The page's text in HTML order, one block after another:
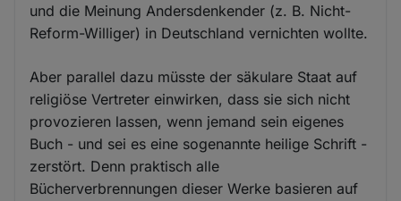
und die Meinung Andersdenkender (z. B. Nicht-
Reform-Williger) in Deutschland vernichten wollte.
Aber parallel dazu müsste der säkulare Staat auf
religiöse Vertreter einwirken, dass sie sich nicht
provozieren lassen, wenn jemand sein eigenes
Buch - und sei es eine sogenannte heilige Schrift -
zerstört. Denn praktisch alle
Bücherverbrennungen dieser Werke basieren auf